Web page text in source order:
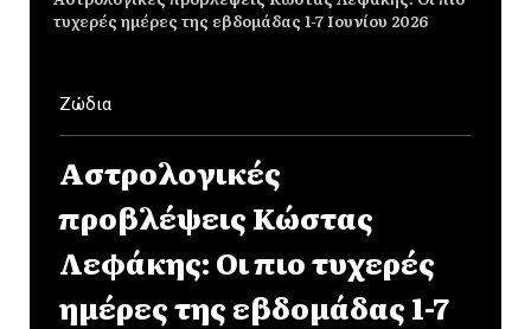
τυχερές ημέρες της εβδομάδας 1-7 Ιουνίου 2026
Ζώδια
Αστρολογικές
προβλέψεις Κώστας
Λεφάκης: Οι πιο τυχερές
ημέρες της εβδομάδας 1-7